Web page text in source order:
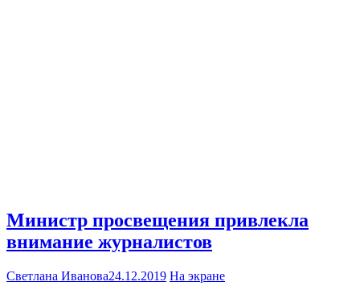
Министр просвещения привлекла
внимание журналистов
Светлана Иванова24.12.2019 На экране